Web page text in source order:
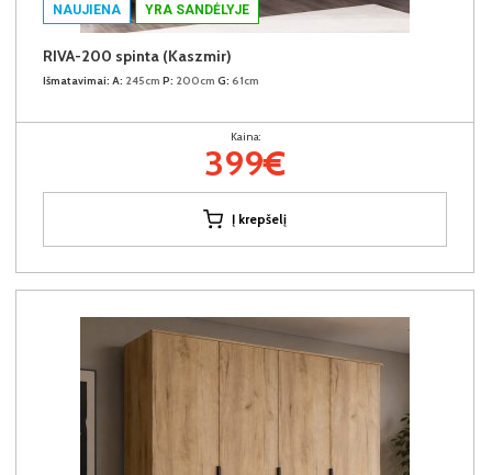
NAUJIENA YRA SANDĖLYJE
RIVA-200 spinta (Kaszmir)
Išmatavimai: A: 245cm P: 200cm G: 61cm
Kaina:
399€
Į krepšelį